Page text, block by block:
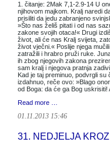
1. čitanje: 2Mak 7,1-2.9-14 U
njihovom majkom. Kralj naredi
prisiliti da jedu zabranjeno
»Što nas želiš pitati i od nas
zakone svojih otaca!« Drugi
život, ali će nas Kralj svijeta,
život vječni.« Poslije njega
zatražili i hrabro pruži ruke.
ih zbog njegovih zakona
sam kralj i njegova pratnja
Kad je taj preminuo, podvrgli
izdahnuo, reče ovo: »Blago
od Boga: da će ga Bog
Read more …
01.11.2013 15:46
31. NEDJELJA